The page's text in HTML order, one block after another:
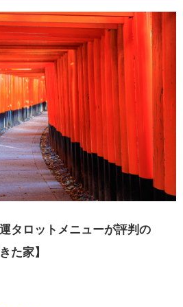
タロットメニューが評判の
た家】